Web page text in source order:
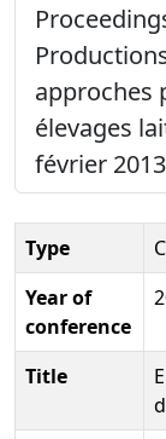
approches
élevages
février
Type
Year of
conference
Title